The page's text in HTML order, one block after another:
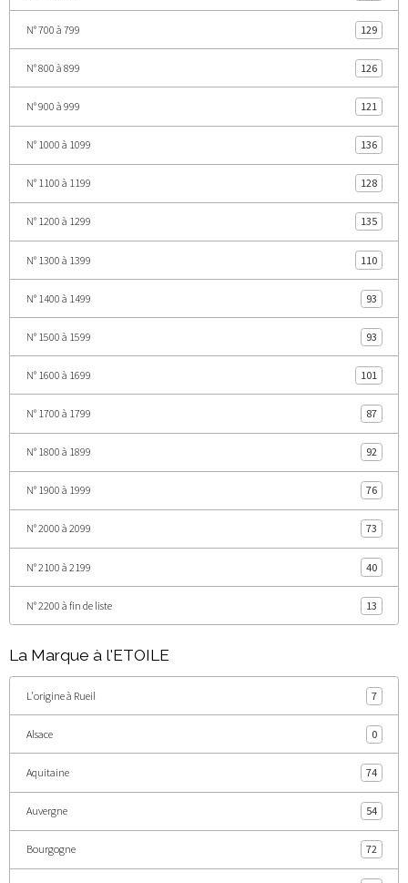
N° 700 à 799 129
N° 800 à 899 126
N° 900 à 999 121
N° 1000 à 1099 136
N° 1100 à 1199 128
N° 1200 à 1299 135
N° 1300 à 1399 110
N° 1400 à 1499 93
N° 1500 à 1599 93
N° 1600 à 1699 101
N° 1700 à 1799 87
N° 1800 à 1899 92
N° 1900 à 1999 76
N° 2000 à 2099 73
N° 2100 à 2199 40
N° 2200 à fin de liste 13
La Marque à l'ETOILE
L'origine à Rueil 7
Alsace 0
Aquitaine 74
Auvergne 54
Bourgogne 72